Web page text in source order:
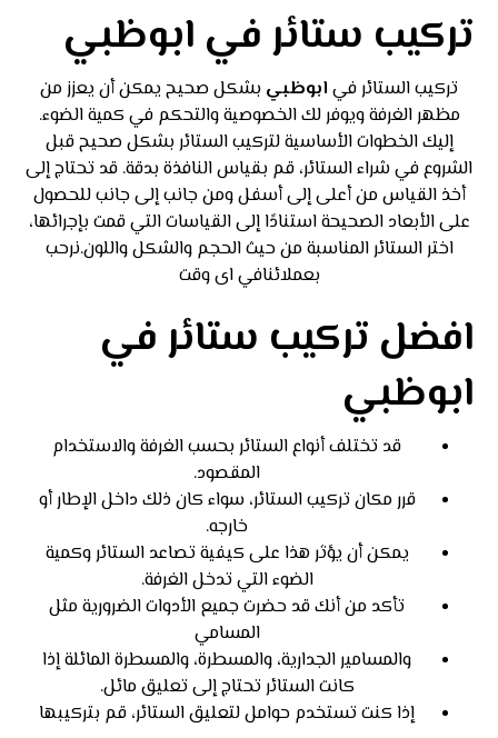
تركيب ستائر في ابوظبي
تركيب الستائر في ابوظبي بشكل صحيح يمكن أن يعزز من
مظهر الغرفة ويوفر لك الخصوصية والتحكم في كمية الضوء.
إليك الخطوات الأساسية لتركيب الستائر بشكل صحيح قبل
الشروع في شراء الستائر، قم بقياس النافذة بدقة. قد تحتاج إلى
أخذ القياس من أعلى إلى أسفل ومن جانب إلى جانب للحصول
على الأبعاد الصحيحة استنادًا إلى القياسات التي قمت بإجرائها،
اختر الستائر المناسبة من حيث الحجم والشكل واللون.نرحب
بعملائنافي اى وقت
افضل تركيب ستائر في
ابوظبي
قد تختلف أنواع الستائر بحسب الغرفة والاستخدام
المقصود.
قرر مكان تركيب الستائر، سواء كان ذلك داخل الإطار أو
خارجه.
يمكن أن يؤثر هذا على كيفية تصاعد الستائر وكمية
الضوء التي تدخل الغرفة.
تأكد من أنك قد حضرت جميع الأدوات الضرورية مثل
المسامي
والمسامير الجدارية، والمسطرة، والمسطرة المائلة إذا
كانت الستائر تحتاج إلى تعليق مائل.
إذا كنت تستخدم حوامل لتعليق الستائر، قم بتركيبها